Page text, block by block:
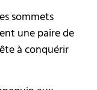
sommets
une paire de
à conquérir